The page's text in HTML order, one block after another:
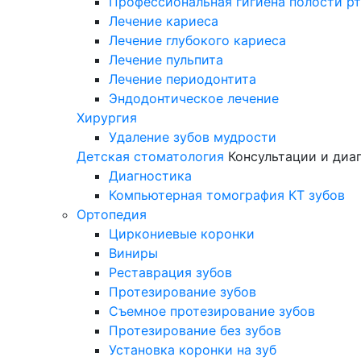
Лечение кариеса
Лечение глубокого кариеса
Лечение пульпита
Лечение периодонтита
Эндодонтическое лечение
Хирургия
Удаление зубов мудрости
Детская стоматология Консультации и
Диагностика
Компьютерная томография КТ зубов
Ортопедия
Циркониевые коронки
Виниры
Реставрация зубов
Протезирование зубов
Съемное протезирование зубов
Протезирование без зубов
Установка коронки на зуб